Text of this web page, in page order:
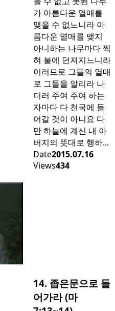
가 아름다운 열매를
맺을 수 없느니라 아
름다운 열매를 맺지
아니하는 나무마다 찍
혀 불에 던져지느니라
이러므로 그들의 열매
로 그들을 알리라 나
더러 주여 주여 하는
자마다 다 천국에 들
어갈 것이 아니요 다
만 하늘에 계신 내 아
버지의 뜻대로 행하...
Date2015.07.16
Views434
14. 좁은문으로 들
어가라 (마